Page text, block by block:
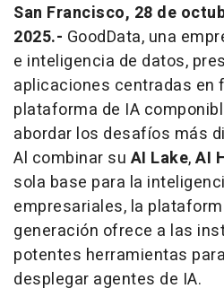
San Francisco, 28 de
2025.- GoodData, una
e inteligencia de datos,
aplicaciones centradas en
plataforma de IA
abordar los desafíos más
Al combinar su AI Lake,AI
sola base para la
empresariales, la
generación ofrece a las
potentes herramientas
desplegar agentes de IA.